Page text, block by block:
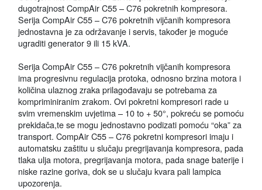
dugotrajnost CompAir C55 – C76 pokretnih kompresora.
Serija CompAir C55 – C76 pokretnih vijčanih kompresora
jednostavna je za održavanje i servis, također je moguće
ugraditi generator 9 ili 15 kVA.
Serija CompAir C55 – C76 pokretnih vijčanih kompresora
ima progresivnu regulacija protoka, odnosno brzina motora i
količina ulaznog zraka prilagođavaju se potrebama za
kompriminiranim zrakom. Ovi pokretni kompresori rade u
svim vremenskim uvjetima – 10 to + 50°, pokreću se pomoću
prekidača,te se mogu jednostavno podizati pomoću “oka” za
transport. CompAir C55 – C76 pokretni kompresori imaju i
automatsku zaštitu u slučaju pregrijavanja kompresora, pada
tlaka ulja motora, pregrijavanja motora, pada snage baterije i
niske razine goriva, dok se u slučaju kvara pali lampica
upozorenja.